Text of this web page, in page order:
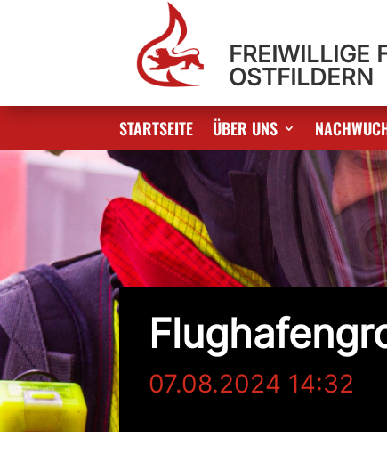
FREIWILLIGE
OSTFILDERN
STARTSEITE ÜBER UNS
07.08.2024 14:32